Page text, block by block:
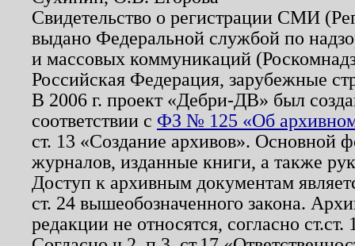
Свидетельство о регистрации СМИ
выдано Федеральной службой по
и массовых коммуникаций
Российская Федерация, зарубежные
В 2006 г. проект «Дебри-ДВ» был
соответствии с ФЗ № 125 «Об
ст. 13 «Создание архивов». Основной
журналов, изданные книги, а также
Доступ к архивным документам
ст. 24 вышеобозначенного закона.
редакции не относятся, согласно